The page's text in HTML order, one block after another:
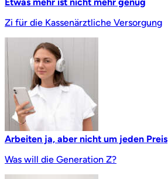
Zi für die Kassenärztliche Versorgung
Arbeiten ja, aber nicht um jeden Preis
Was will die Generation Z?